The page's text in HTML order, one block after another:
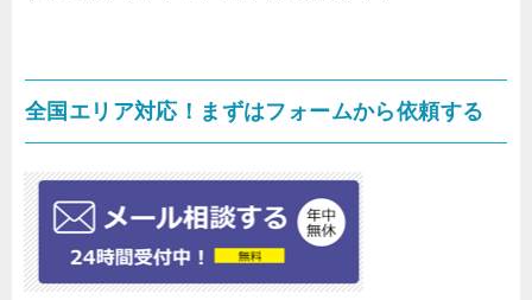
全国エリア対応！まずはフォームから依頼する